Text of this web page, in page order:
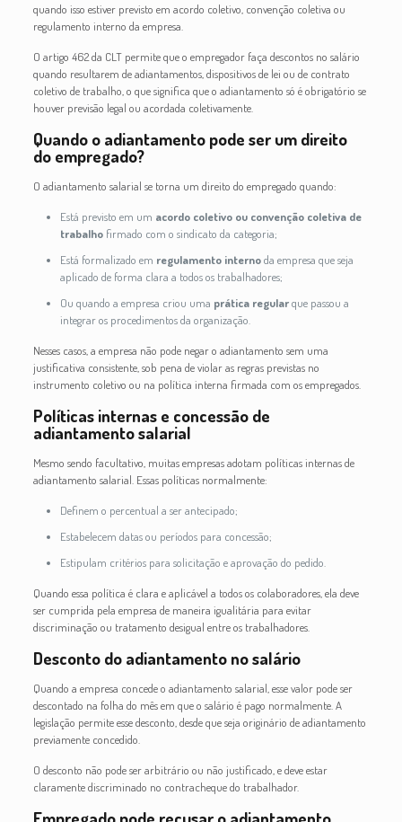
quando isso estiver previsto em acordo coletivo, convenção coletiva ou
regulamento interno da empresa.
O artigo 462 da CLT permite que o empregador faça descontos no salário
quando resultarem de adiantamentos, dispositivos de lei ou de contrato
coletivo de trabalho, o que significa que o adiantamento só é obrigatório se
houver previsão legal ou acordada coletivamente.
Quando o adiantamento pode ser um direito
do empregado?
O adiantamento salarial se torna um direito do empregado quando:
Está previsto em um acordo coletivo ou convenção coletiva de
trabalho firmado com o sindicato da categoria;
Está formalizado em regulamento internoda empresa que seja
aplicado de forma clara a todos os trabalhadores;
Ou quando a empresa criou uma prática regularque passou a
integrar os procedimentos da organização.
Nesses casos, a empresa não pode negar o adiantamento sem uma
justificativa consistente, sob pena de violar as regras previstas no
instrumento coletivo ou na política interna firmada com os empregados.
Políticas internas e concessão de
adiantamento salarial
Mesmo sendo facultativo, muitas empresas adotam políticas internas de
adiantamento salarial. Essas políticas normalmente:
Definem o percentual a ser antecipado;
Estabelecem datas ou períodos para concessão;
Estipulam critérios para solicitação e aprovação do pedido.
Quando essa política é clara e aplicável a todos os colaboradores, ela deve
ser cumprida pela empresa de maneira igualitária para evitar
discriminação ou tratamento desigual entre os trabalhadores.
Desconto do adiantamento no salário
Quando a empresa concede o adiantamento salarial, esse valor pode ser
descontado na folha do mês em que o salário é pago normalmente. A
legislação permite esse desconto, desde que seja originário de adiantamento
previamente concedido.
O desconto não pode ser arbitrário ou não justificado, e deve estar
claramente discriminado no contracheque do trabalhador.